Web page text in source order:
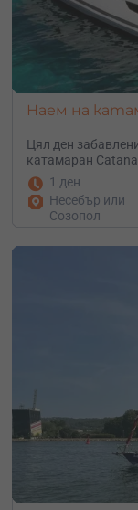
Наем на
Цял ден
катамаран
1 ден
Несебър или
Созопол